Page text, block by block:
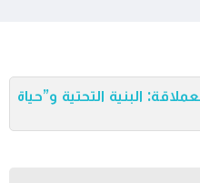
البنية التحتية و”حياة